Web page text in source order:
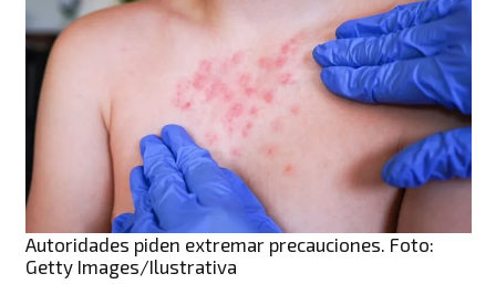
Autoridades piden extremar precauciones. Foto:
Getty Images/Ilustrativa